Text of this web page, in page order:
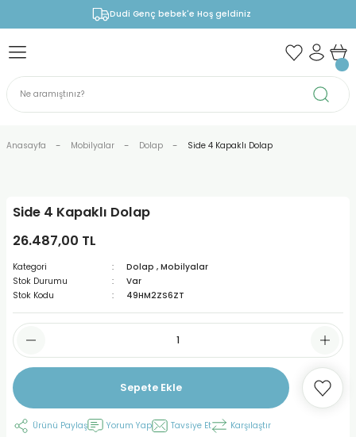
Dudi Genç bebek'e Hoş geldiniz
Anasayfa Mobilyalar Dolap Side 4 Kapaklı Dolap
Side 4 Kapaklı Dolap
26.487,00 TL
Kategori Dolap , Mobilyalar
Stok Durumu
Var
Stok Kodu
49HM2ZS6ZT
Sepete Ekle
Ürünü Paylaş Yorum Yap Tavsiye Et Karşılaştır